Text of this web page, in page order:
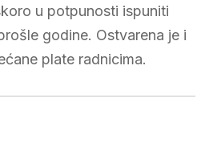
u potpunosti ispuniti
godine. Ostvarena je i
plate radnicima.